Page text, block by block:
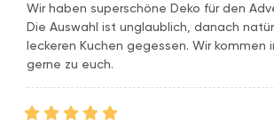
Wir haben superschöne Deko für den
Die Auswahl ist unglaublich, danach
leckeren Kuchen gegessen. Wir kommen
gerne zu euch.